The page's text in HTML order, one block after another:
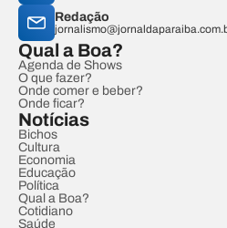
Redação
Qual a Boa?
Agenda de Shows
O que fazer?
Onde comer e beber?
Onde ficar?
Notícias
Bichos
Cultura
Economia
Educação
Política
Qual a Boa?
Cotidiano
Saúde